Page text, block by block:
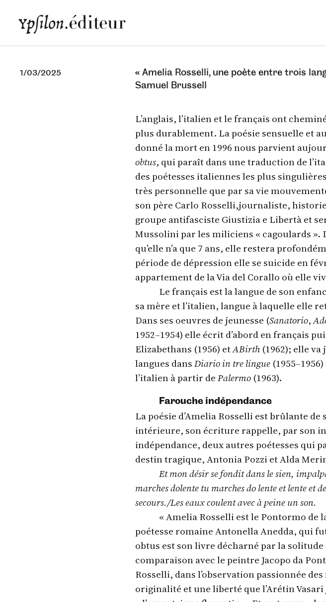
1/03/2025
« Amelia Rosselli, une poète entre trois
Samuel Brussell
L’anglais, l’italien et le français ont
plus durablement. La poésie sensuelle et
donné la mort en 1996 nous parvient
obtus, qui paraît dans une traduction de
des poétesses italiennes les plus
très personnelle que par sa vie
son père Carlo Rosselli,journaliste,
groupe antifasciste Giustizia e Libertà et
Mussolini par les miliciens « cagoulards ».
qu’elle n’a que 7 ans, elle restera
période de dépression elle se suicide en
appartement de la Via del Corallo où elle
Le français est la langue de son
sa mère et l’italien, langue à laquelle elle
Dans ses oeuvres de jeunesse (Sanatorio,
1952–1954) elle écrit d’abord en français
Elizabethans (1956) etABirth (1962); elle
langues dansDiario in tre lingue
l’italien à partir dePalermo (1963).
Farouche indépendance
La poésie d’Amelia Rosselli est brûlante
intérieure, son écriture rappelle, par son
indépendance, deux autres poétesses qui
destin tragique, Antonia Pozzi et Alda
Et mon désir se fondit dans le sien,
marches dolente tu marches do lente et lente et
secours./Les eaux coulent avec à peine un son.
« Amelia Rosselli est le Pontormo de
poétesse romaine Antonella Anedda, qui
obtus est son livre décharné par la
comparaison avec le peintre Jacopo da
Rosselli, dans l’observation passionnée
originalité et une liberté que l’Arétin